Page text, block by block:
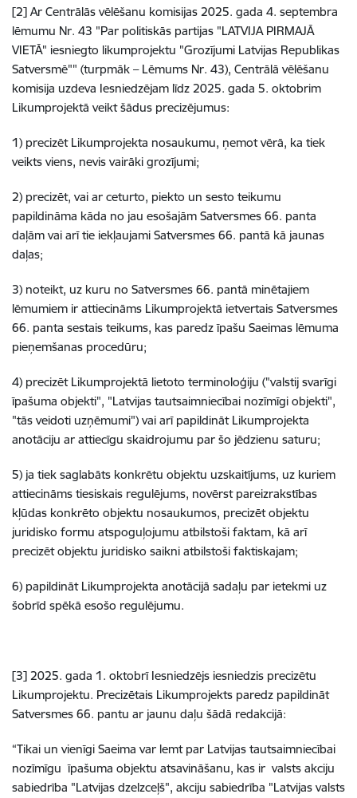
[2] Ar Centrālās vēlēšanu komisijas 2025. gada 4. septembra
lēmumu Nr. 43 "Par politiskās partijas "LATVIJA PIRMAJĀ
VIETĀ" iesniegto likumprojektu "Grozījumi Latvijas Republikas
Satversmē"" (turpmāk – Lēmums Nr. 43), Centrālā vēlēšanu
komisija uzdeva Iesniedzējam līdz 2025. gada 5. oktobrim
Likumprojektā veikt šādus precizējumus:
1) precizēt Likumprojekta nosaukumu, ņemot vērā, ka tiek
veikts viens, nevis vairāki grozījumi;
2) precizēt, vai ar ceturto, piekto un sesto teikumu
papildināma kāda no jau esošajām Satversmes 66. panta
daļām vai arī tie iekļaujami Satversmes 66. pantā kā jaunas
daļas;
3) noteikt, uz kuru no Satversmes 66. pantā minētajiem
lēmumiem ir attiecināms Likumprojektā ietvertais Satversmes
66. panta sestais teikums, kas paredz īpašu Saeimas lēmuma
pieņemšanas procedūru;
4) precizēt Likumprojektā lietoto terminoloģiju ("valstij svarīgi
īpašuma objekti", "Latvijas tautsaimniecībai nozīmīgi objekti",
"tās veidoti uzņēmumi") vai arī papildināt Likumprojekta
anotāciju ar attiecīgu skaidrojumu par šo jēdzienu saturu;
5) ja tiek saglabāts konkrētu objektu uzskaitījums, uz kuriem
attiecināms tiesiskais regulējums, novērst pareizrakstības
kļūdas konkrēto objektu nosaukumos, precizēt objektu
juridisko formu atspoguļojumu atbilstoši faktam, kā arī
precizēt objektu juridisko saikni atbilstoši faktiskajam;
6) papildināt Likumprojekta anotācijā sadaļu par ietekmi uz
šobrīd spēkā esošo regulējumu.
[3] 2025. gada 1. oktobrī Iesniedzējs iesniedzis precizētu
Likumprojektu. Precizētais Likumprojekts paredz papildināt
Satversmes 66. pantu ar jaunu daļu šādā redakcijā:
“Tikai un vienīgi Saeima var lemt par Latvijas tautsaimniecībai
nozīmīgu īpašuma objektu atsavināšanu, kas ir valsts akciju
sabiedrība "Latvijas dzelzceļš", akciju sabiedrība "Latvijas valsts